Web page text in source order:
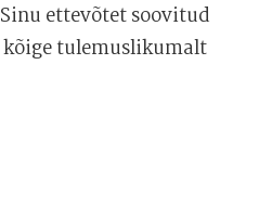
ettevõtet soovitud
tulemuslikumalt